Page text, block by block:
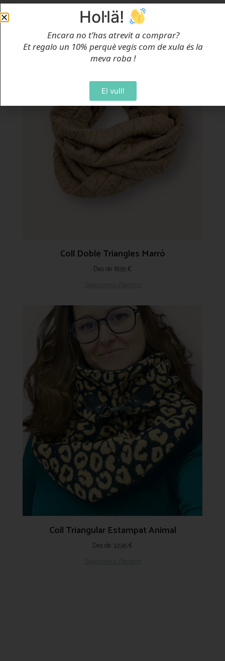
Selecciona Opcions
Oferta!
Coll Doble Triangles Marró
Des de18,95€
Coll Triangular Estampat Animal
Des de 32,95€
Hol·lä!
Encara no t’has atrevit a comprar?
Et regalo un 10% perquè vegis com de xula és la
meva roba!
El vull!